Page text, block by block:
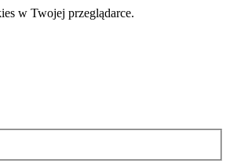
w Twojej przeglądarce.